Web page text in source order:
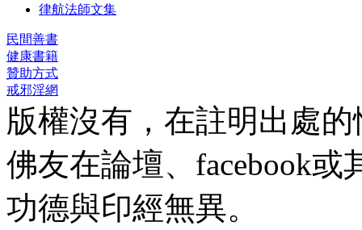
律航法師文集
民間善書
健康書籍
贊助方式
戒邪淫網
版權沒有，在註明出處
佛友在論壇、facebook
功德與印經無異。